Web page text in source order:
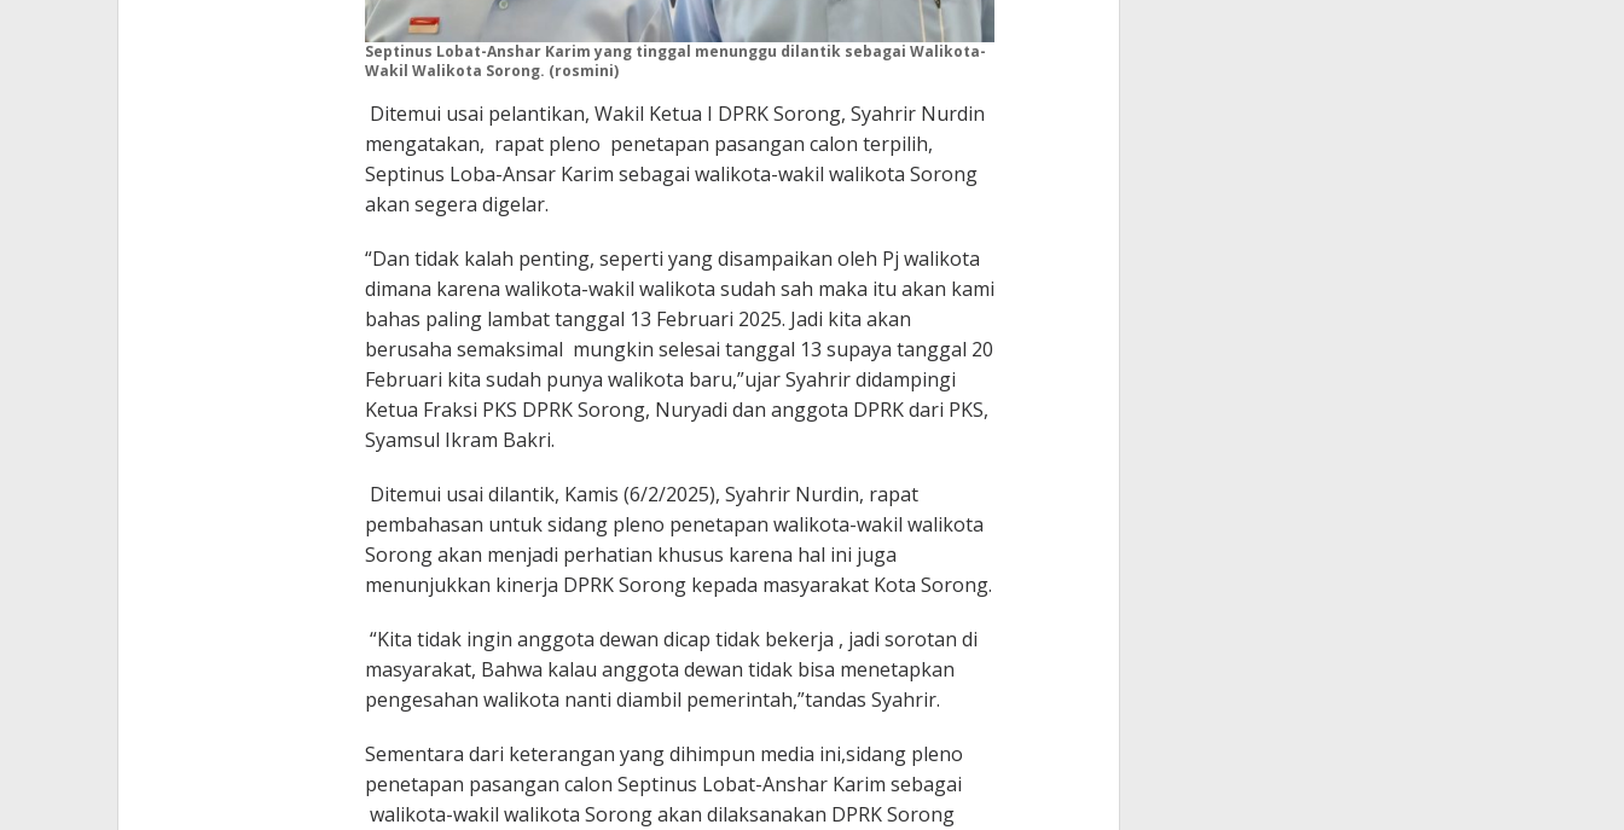
Septinus Lobat-Anshar Karim yang tinggal menunggu dilantik sebagai Walikota-
Wakil Walikota Sorong. (rosmini)
Ditemui usai pelantikan, Wakil Ketua I DPRK Sorong, Syahrir Nurdin
mengatakan, rapat pleno penetapan pasangan calon terpilih,
Septinus Loba-Ansar Karim sebagai walikota-wakil walikota Sorong
akan segera digelar.
“Dan tidak kalah penting, seperti yang disampaikan oleh Pj walikota
dimana karena walikota-wakil walikota sudah sah maka itu akan kami
bahas paling lambat tanggal 13 Februari 2025. Jadi kita akan
berusaha semaksimal mungkin selesai tanggal 13 supaya tanggal 20
Februari kita sudah punya walikota baru,”ujar Syahrir didampingi
Ketua Fraksi PKS DPRK Sorong, Nuryadi dan anggota DPRK dari PKS,
Syamsul Ikram Bakri.
Ditemui usai dilantik, Kamis (6/2/2025), Syahrir Nurdin, rapat
pembahasan untuk sidang pleno penetapan walikota-wakil walikota
Sorong akan menjadi perhatian khusus karena hal ini juga
menunjukkan kinerja DPRK Sorong kepada masyarakat Kota Sorong.
“Kita tidak ingin anggota dewan dicap tidak bekerja , jadi sorotan di
masyarakat, Bahwa kalau anggota dewan tidak bisa menetapkan
pengesahan walikota nanti diambil pemerintah,”tandas Syahrir.
Sementara dari keterangan yang dihimpun media ini,sidang pleno
penetapan pasangan calon Septinus Lobat-Anshar Karim sebagai
walikota-wakil walikota Sorong akan dilaksanakan DPRK Sorong